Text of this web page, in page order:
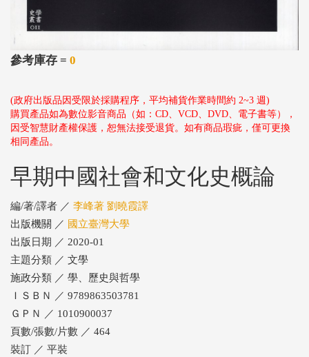
參考庫存 = 0
(政府出版品因受限於採購程序，平均補貨作業時間約 2~3 週)
購買產品如為數位影音商品（如：CD、VCD、DVD、電子書等），
因受智慧財產權保護，恕無法接受退貨。如有商品瑕疵，僅可更換
相同產品。
早期中國社會和文化史概論
編/著/譯者 ／ 李峰著 劉曉霞譯
出版機關 ／ 國立臺灣大學
出版日期 ／ 2020-01
主題分類 ／ 文學
施政分類 ／ 學、歷史與哲學
ＩＳＢＮ ／ 9789863503781
ＧＰＮ ／ 1010900037
頁數/張數/片數 ／ 464
裝訂 ／ 平裝